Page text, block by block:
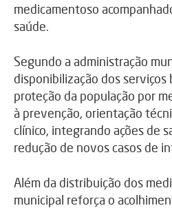
medicamentoso
saúde.
Segundo a administração
disponibilização dos serviços
proteção da população por
à prevenção, orientação
clínico, integrando ações de
redução de novos casos de
Além da distribuição dos
municipal reforça o